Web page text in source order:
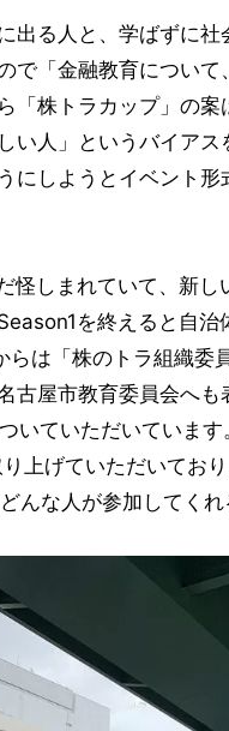
出る人と、学ばずに
で「金融教育につい
「株トラカップ」の案
い人」というバイア
にしようとイベント
怪しまれていて、新
を終えると自
は「株のトラ組織委
古屋市教育委員会へも
いていただいていま
上げていただいてお
んな人が参加してくれ